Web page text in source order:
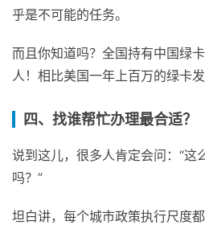
乎是不可能的任务。
而且你知道吗？全国持有中国绿
人！相比美国一年上百万的绿卡
四、找谁帮忙办理最合适？
说到这儿，很多人肯定会问：“这
吗？”
坦白讲，每个城市政策执行尺度